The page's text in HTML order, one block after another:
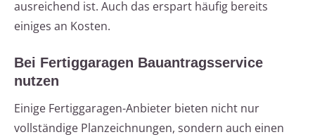
ausreichend ist. Auch das erspart häufig bereits
einiges an Kosten.
Bei Fertiggaragen Bauantragsservice
nutzen
Einige Fertiggaragen-Anbieter bieten nicht nur
vollständige Planzeichnungen, sondern auch einen